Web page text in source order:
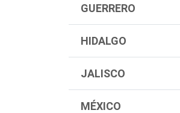
GUERRERO
HIDALGO
JALISCO
MÉXICO